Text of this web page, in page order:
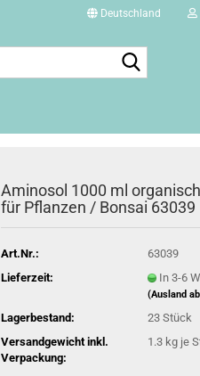
Deutschland
Aminosol 1000 ml
für Pflanzen / Bonsai 63039
Art.Nr.:
63039
Lieferzeit:
In 3-6
(Ausland
Lagerbestand: 23 Stück
Versandgewicht inkl.
Verpackung:
1.3 kg je